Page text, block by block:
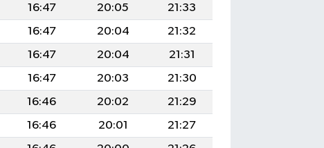
16:47 20:05
21:33
16:47 20:04
21:32
16:47 20:04
21:31
16:47 20:03
21:30
16:46 20:02
21:29
16:46 20:01
21:27